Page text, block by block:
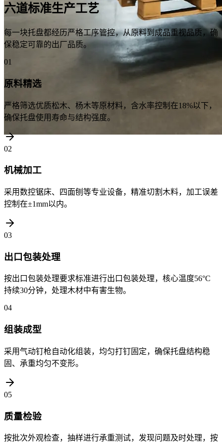
六道标准生产工艺
每一块托盘都经历严格工序管控，从原料到成品重视品质，确
保稳定可靠的出厂品质。
01
原料精选
严格筛选优质松木、杨木等原材料，含水率控制在18%以下，
确保托盘使用寿命与结构强度。
02
机械加工
采用数控锯床、四面刨等专业设备，精准切割木料，加工误差
控制在±1mm以内。
03
出口包装处理
按出口包装处理要求标准进行出口包装处理，核心温度56°C
持续30分钟，处理木材中有害生物。
04
组装成型
采用气动钉枪自动化组装，均匀打钉固定，确保托盘结构稳
固、承重均匀不变形。
05
质量检验
按批次外观检查，抽样进行承重测试，发现问题及时处理，按